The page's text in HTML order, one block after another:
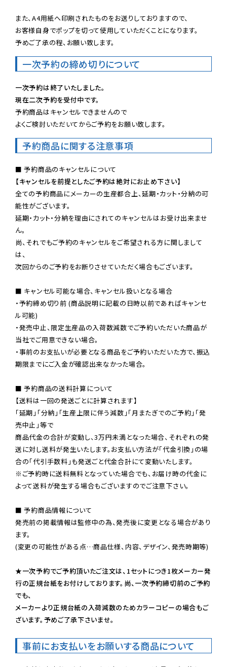
また、A4用紙へ印刷されたものをお送りしておりますので、
お客様自身でポップを切って使用していただくことになります。
予めご了承の程、お願い致します。
一次予約の締め切りについて
一次予約は終了いたしました。
現在二次予約を受付中です。
予約商品はキャンセルできませんので
よくご検討いただいてからご予約をお願い致します。
予約商品に関する注意事項
【キャンセルを前提としたご予約は絶対にお止め下さい】
全ての予約商品にメーカーの生産都合上、延期・カット・分納の可
能性がございます。
延期・カット・分納を理由にされてのキャンセルはお受け出来ませ
ん。
尚、それでもご予約のキャンセルをご希望される方に関しまして
は、
次回からのご予約をお断りさせていただく場合もございます。
■ キャンセル可能な場合、キャンセル扱いとなる場合
・予約締め切り前 (商品説明に記載の日時以前であればキャンセ
ル可能)
・発売中止、限定生産品の入荷数減数でご予約いただいた商品が
当社でご用意できない場合。
・事前のお支払いが必要となる商品をご予約いただいた方で、振込
期限までにご入金が確認出来なかった場合。
■ 予約商品の送料計算について
【送料は一回の発送ごとに計算されます】
「延期」「分納」「生産上限に伴う減数」「月またぎでのご予約」「発
売中止」等で
商品代金の合計が変動し、3万円未満となった場合、それぞれの発
送に対し送料が発生いたします。お支払い方法が「代金引換」の場
※ご予約時に送料無料となっていた場合でも、お届け時の代金に
よって送料が発生する場合もございますのでご注意下さい。
■ 予約商品情報について
発売前の掲載情報は監修中の為、発売後に変更となる場合があり
ます。
(変更の可能性がある点…商品仕様、内容、デザイン、発売時期等)
★一次予約でご予約頂いたご注文は、1セットにつき1枚メーカー発
行の正規台紙をお付けしております。尚、一次予約締切前のご予約
でも、
メーカーより正規台紙の入荷減数のためカラーコピーの場合もご
ざいます。予めご了承下さいませ。
事前にお支払いをお願いする商品について